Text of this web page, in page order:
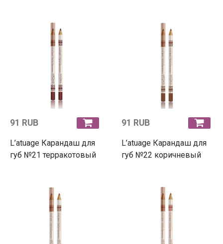
91 RUB
L’atuage Карандаш для
губ №21 терракотовый
91 RUB
L’atuage Карандаш для
губ №22 коричневый